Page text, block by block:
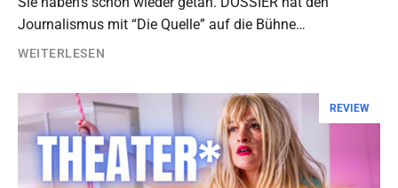
Journalismus mit “Die Quelle” auf die Bühne…
WEITERLESEN
REVIEW